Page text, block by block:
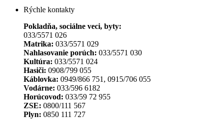
Rýchle kontakty
Pokladňa, sociálne veci, byty:
033/5571 026
Matrika: 033/5571 029
Nahlasovanie porúch: 033/5571 030
Kultúra: 033/5571 024
Hasiči: 0908/799 055
Káblovka: 0949/866 751, 0915/706 055
Vodárne: 033/596 6182
Horúcovod: 033/59 72 955
ZSE: 0800/111 567
Plyn: 0850 111 727